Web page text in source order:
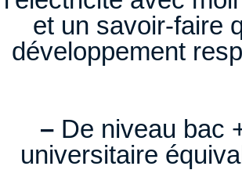
et un savoir-faire
développement
– De niveau bac
universitaire